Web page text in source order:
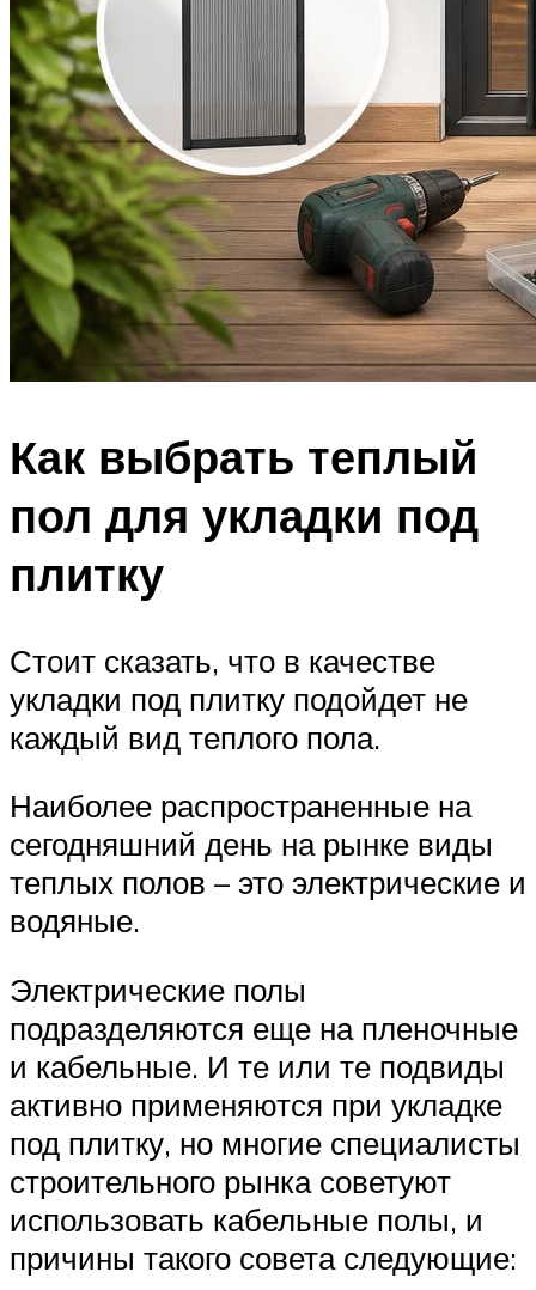
Как выбрать теплый
пол для укладки под
плитку
Стоит сказать, что в качестве
укладки под плитку подойдет не
каждый вид теплого пола.
Наиболее распространенные на
сегодняшний день на рынке виды
теплых полов – это электрические и
водяные.
Электрические полы
подразделяются еще на пленочные
и кабельные. И те или те подвиды
активно применяются при укладке
под плитку, но многие специалисты
строительного рынка советуют
использовать кабельные полы, и
причины такого совета следующие: